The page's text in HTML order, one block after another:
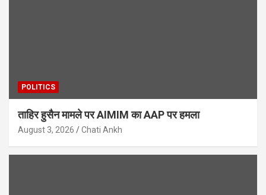
POLITICS
ताहिर हुसैन मामले पर AIMIM का AAP पर हमला
August 3, 2026 Chati Ankh